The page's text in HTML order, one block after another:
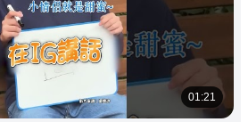
01:21